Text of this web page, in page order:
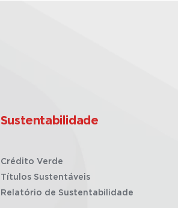
Sustentabilidade
Crédito Verde
Títulos Sustentáveis
Relatório de Sustentabilidade